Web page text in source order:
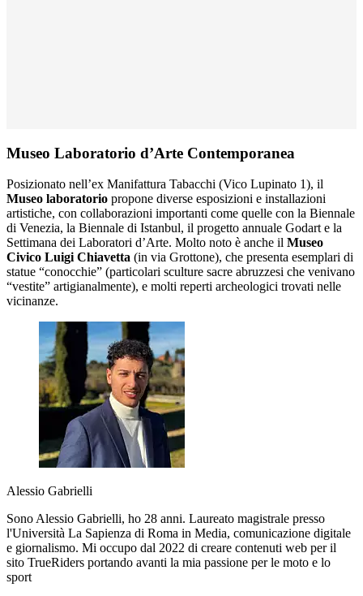
Museo Laboratorio d’Arte Contemporanea
Posizionato nell’ex Manifattura Tabacchi (Vico Lupinato 1), il
Museo laboratorio propone diverse esposizioni e installazioni
artistiche, con collaborazioni importanti come quelle con la Biennale
di Venezia, la Biennale di Istanbul, il progetto annuale Godart e la
Settimana dei Laboratori d’Arte. Molto noto è anche il Museo
Civico Luigi Chiavetta (in via Grottone), che presenta esemplari di
statue “conocchie” (particolari sculture sacre abruzzesi che venivano
“vestite” artigianalmente), e molti reperti archeologici trovati nelle
vicinanze.
Alessio Gabrielli
Sono Alessio Gabrielli, ho 28 anni. Laureato magistrale presso
l'Università La Sapienza di Roma in Media, comunicazione digitale
e giornalismo. Mi occupo dal 2022 di creare contenuti web per il
sito TrueRiders portando avanti la mia passione per le moto e lo
sport